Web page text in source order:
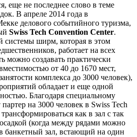
еще не последнее слово в теме
В апреле 2014 года в
делового событийного туризма,
Swiss Tech Convention Center.
ширм, которая в этом
работает на всех
можно создавать практически
от 40 до 1670 мест,
комплекса до 3000 человек),
обладает и еще одной
Благодаря специальному
на 3000 человек в Swiss Tech
как в зал с так
(когда между рядами можно
банкетный зал, встающий на один